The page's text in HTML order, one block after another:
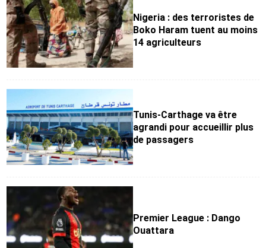
Nigeria : des terroristes de
Boko Haram tuent au moins
14 agriculteurs
Tunis-Carthage va être
agrandi pour accueillir plus
de passagers
Premier League : Dango
Ouattara